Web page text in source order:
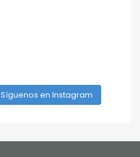
Síguenos en Instagram